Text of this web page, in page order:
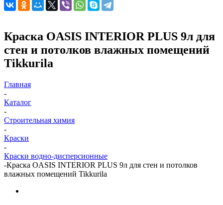
Краска OASIS INTERIOR PLUS 9л для
стен и потолков влажных помещений
Tikkurila
Главная
-
Каталог
-
Строительная химия
-
Краски
-
Краски водно-дисперсионные
-Краска OASIS INTERIOR PLUS 9л для стен и потолков
влажных помещений Tikkurila